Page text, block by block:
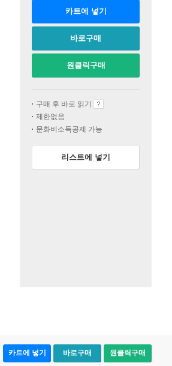
카트에 넣기
바로구매
원클릭구매
구매 후 바로 읽기
제한없음
문화비소득공제 가능
리스트에 넣기
카트에 넣기 바로구매 원클릭구매